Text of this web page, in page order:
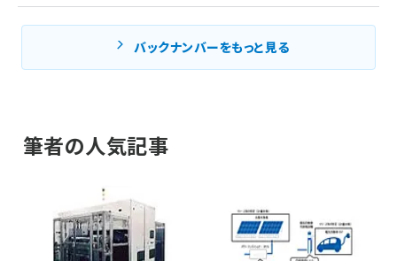
バックナンバーをもっと見る
筆者の人気記事